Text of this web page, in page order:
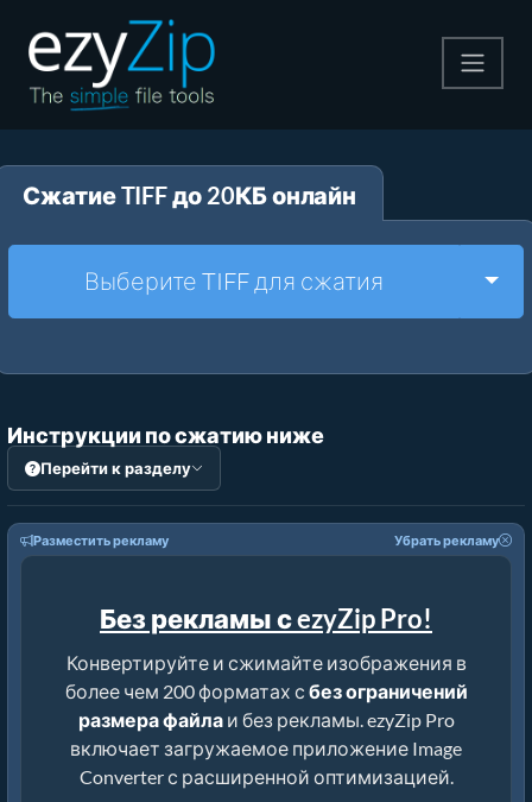
Pаспаковывайте
Другие инструменты
Сжатие TIFF до 20КБ онлайн
Выберите TIFF для сжатия
Инструкции по сжатию ниже
Перейти к разделу
Разместить рекламу Убрать рекламу
Без рекламы с ezyZip Pro!
Конвертируйте и сжимайте изображения в
более чем 200 форматах с без ограничений
размера файлаи без рекламы. ezyZip Pro
включает загружаемое приложение Image
Converter с расширенной оптимизацией.